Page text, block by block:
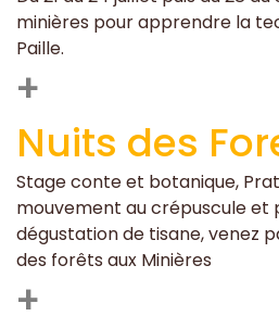
minières pour apprendre la
Paille.
+
Nuits des
Stage conte et botanique,
mouvement au crépuscule et
dégustation de tisane, venez
des forêts aux Minières
+